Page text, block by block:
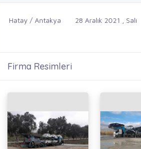
Hatay / Antakya 28 Aralık 2021 , Salı
Firma Resimleri